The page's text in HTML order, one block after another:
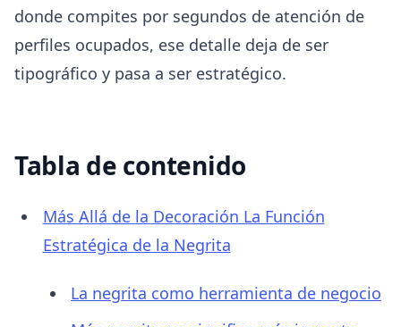
donde compites por segundos de atención de
perfiles ocupados, ese detalle deja de ser
tipográfico y pasa a ser estratégico.
Tabla de contenido
Más Allá de la Decoración La Función
Estratégica de la Negrita
La negrita como herramienta de negocio